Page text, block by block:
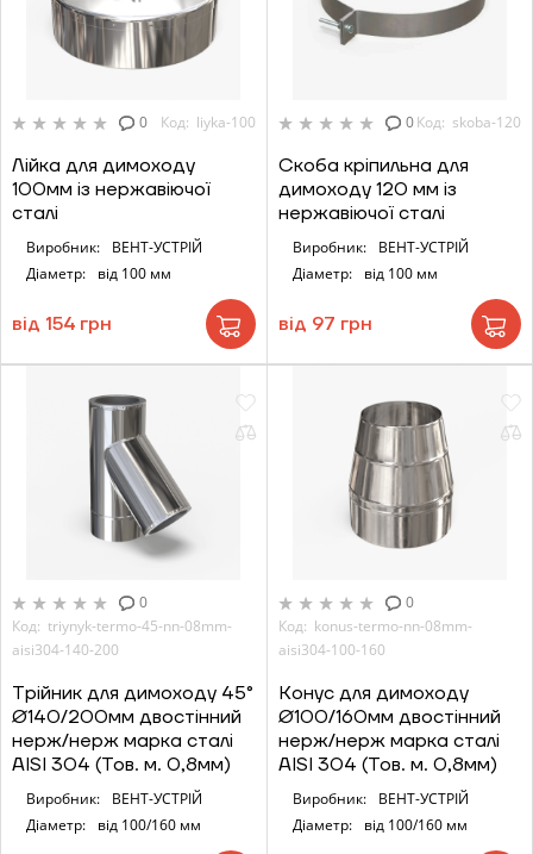
0 Код: liyka-100
Лійка для димоходу
100мм із нержавіючої
сталі
Виробник:
ВЕНТ-УСТРІЙ
Діаметр:
від 100 мм
від 154 грн
0 Код: skoba-120
Скоба кріпильна для
димоходу 120 мм із
нержавіючої сталі
Виробник:
ВЕНТ-УСТРІЙ
Діаметр:
від 100 мм
від 97 грн
0
Код: triynyk-termo-45-nn-08mm-
aisi304-140-200
Трійник для димоходу 45°
Ø140/200мм двостінний
нерж/нерж марка сталі
AISI 304 (Тов. м. 0,8мм)
Виробник:
ВЕНТ-УСТРІЙ
Діаметр:
від 100/160 мм
0
Код: konus-termo-nn-08mm-
aisi304-100-160
Конус для димоходу
Ø100/160мм двостінний
нерж/нерж марка сталі
AISI 304 (Тов. м. 0,8мм)
Виробник:
ВЕНТ-УСТРІЙ
Діаметр:
від 100/160 мм